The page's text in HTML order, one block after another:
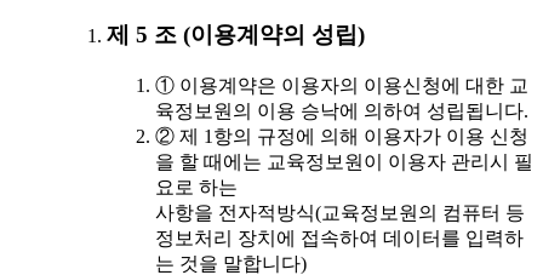
제 5 조 (이용계약의 성립)
① 이용계약은 이용자의 이용신청에 대한 교
육정보원의 이용 승낙에 의하여 성립됩니다.
② 제 1항의 규정에 의해 이용자가 이용 신청
을 할 때에는 교육정보원이 이용자 관리시 필
요로 하는
사항을 전자적방식(교육정보원의 컴퓨터 등
정보처리 장치에 접속하여 데이터를 입력하
는 것을 말합니다)